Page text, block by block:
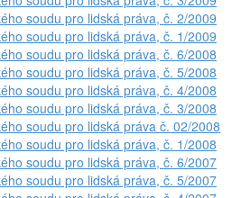
soudu pro lidská práva, č. 2/2009
soudu pro lidská práva, č. 1/2009
soudu pro lidská práva, č. 6/2008
soudu pro lidská práva, č. 5/2008
soudu pro lidská práva, č. 4/2008
soudu pro lidská práva, č. 3/2008
soudu pro lidská práva č. 02/2008
soudu pro lidská práva, č. 1/2008
soudu pro lidská práva, č. 6/2007
soudu pro lidská práva, č. 5/2007